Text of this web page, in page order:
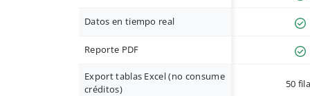
Datos en tiempo real
Reporte PDF
Export tablas Excel (no consume
créditos)
50